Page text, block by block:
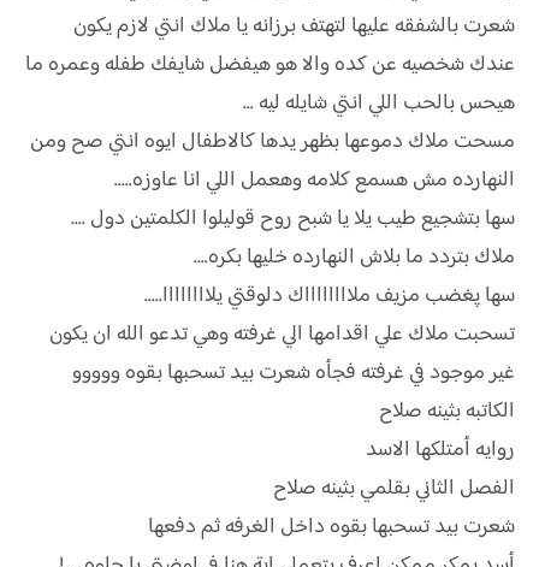
شعرت بالشفقه عليها لتهتف برزانه يا ملاك انتي لازم يكون
عندك شخصيه عن كده والا هو هيفضل شايفك طفله وعمره ما
هيحس بالحب اللي انتي شايله ليه ...
مسحت ملاك دموعها بظهر يدها كالاطفال ايوه انتي صح ومن
النهارده مش هسمع كلامه وهعمل اللي انا عاوزه.....
سها بتشجيع طيب يلا يا شبح روح قوليلوا الكلمتين دول ....
ملاك بتردد ما بلاش النهارده خليها بكره....
سها پغضب مزيف ملااااااااك دلوقتي يلاااااااا.....
تسحبت ملاك علي اقدامها الي غرفته وهي تدعو الله ان يكون
غير موجود في غرفته فجأه شعرت بيد تسحبها بقوه ووووو
الكاتبه بثينه صلاح
روايه أمتلكها الاسد
الفصل الثاني بقلمي بثينه صلاح
شعرت بيد تسحبها بقوه داخل الغرفه ثم دفعها